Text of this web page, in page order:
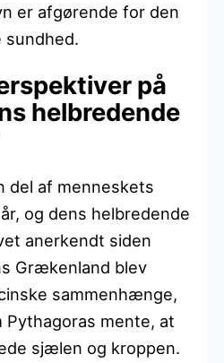
er afgørende for den
sundhed.
på
helbredende
del af menneskets
og dens helbredende
anerkendt siden
Grækenland blev
sammenhænge,
mente, at
sjælen og kroppen.